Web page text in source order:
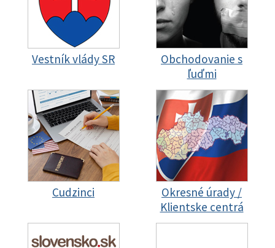
Vestník vlády SR
Obchodovanie s
ľuďmi
Cudzinci
Okresné úrady /
Klientske centrá